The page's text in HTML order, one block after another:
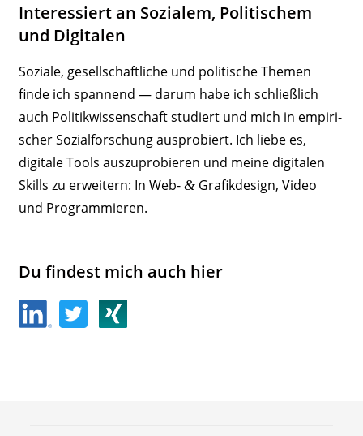
Inter­es­siert an Sozialem, Poli­ti­schem
und Digitalen
Soziale, gesell­schaft­liche und poli­tische Themen
finde ich spannend — darum habe ich schließlich
auch Poli­tik­wis­sen­schaft studiert und mich in empi­ri­
scher Sozi­al­for­schung auspro­biert. Ich liebe es,
digitale Tools auszu­pro­bieren und meine digi­talen
Skills zu erweitern: In Web-& Grafik­design, Video
und Programmieren.
Du findest mich auch hier